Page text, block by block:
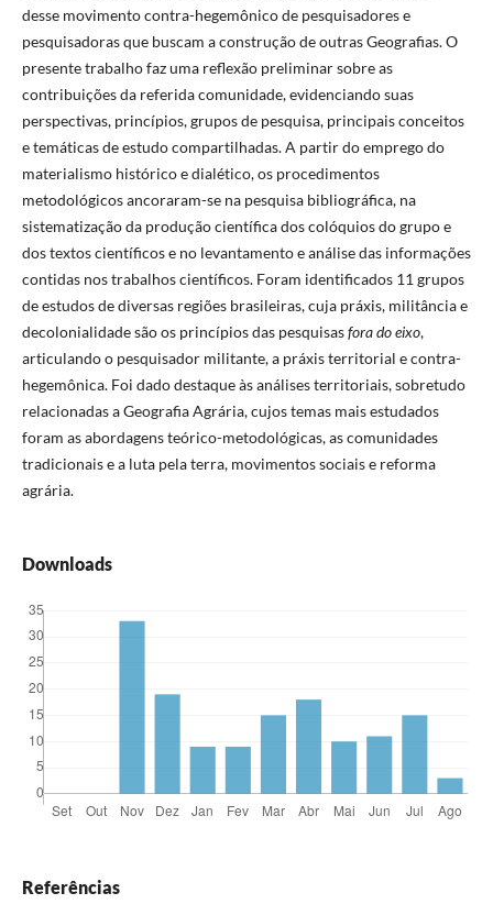
desse movimento contra-hegemônico de pesquisadores e
pesquisadoras que buscam a construção de outras Geografias. O
presente trabalho faz uma reflexão preliminar sobre as
contribuições da referida comunidade, evidenciando suas
perspectivas, princípios, grupos de pesquisa, principais conceitos
e temáticas de estudo compartilhadas. A partir do emprego do
materialismo histórico e dialético, os procedimentos
metodológicos ancoraram-se na pesquisa bibliográfica, na
sistematização da produção científica dos colóquios do grupo e
dos textos científicos e no levantamento e análise das informações
contidas nos trabalhos científicos. Foram identificados 11 grupos
de estudos de diversas regiões brasileiras, cuja práxis, militância e
decolonialidade são os princípios das pesquisasfora do eixo,
articulando o pesquisador militante, a práxis territorial e contra-
hegemônica. Foi dado destaque às análises territoriais, sobretudo
relacionadas a Geografia Agrária, cujos temas mais estudados
foram as abordagens teórico-metodológicas, as comunidades
tradicionais e a luta pela terra, movimentos sociais e reforma
agrária.
Downloads
Referências